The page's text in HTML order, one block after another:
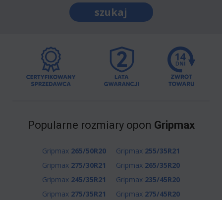
szukaj
Popularne rozmiary opon Gripmax
Gripmax 265/50R20 Gripmax 255/35R21
Gripmax 275/30R21 Gripmax 265/35R20
Gripmax 245/35R21 Gripmax 235/45R20
Gripmax 275/35R21 Gripmax 275/45R20